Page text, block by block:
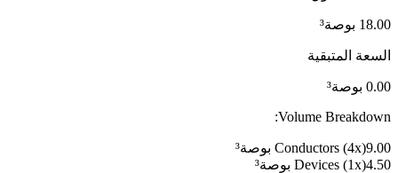
18.00 بوصة³
السعة المتبقية
0.00 بوصة³
Volume Breakdown:
Conductors (4x)9.00
بوصة³
Devices (1x)4.50
بوصة³